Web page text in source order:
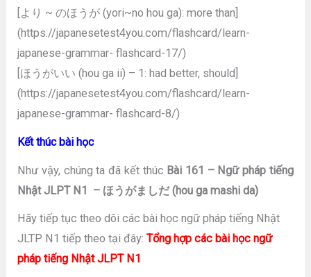
[より ~ のほうが (yori~no hou ga): more than]
(https://japanesetest4you.com/flashcard/learn-
japanese-grammar- flashcard-17/)
[ほうがいい (hou ga ii) – 1: had better, should]
(https://japanesetest4you.com/flashcard/learn-
japanese-grammar- flashcard-8/)
Kết thúc bài học
Như vậy, chúng ta đã kết thúc Bài 161 – Ngữ pháp tiếng
Nhật JLPT N1 – ほうがましだ (hou ga mashi da)
Hãy tiếp tục theo dõi các bài học ngữ pháp tiếng Nhật
JLTP N1 tiếp theo tại đây:Tổng hợp các bài học ngữ
pháp tiếng Nhật JLPT N1